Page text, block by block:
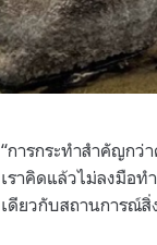
“การกระทำสำคัญกว่
เราคิดแล้วไม่ลงมือ
เดียวกับสถานการณ์